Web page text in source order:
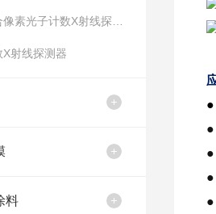
素光子计数X射线探测器
射线探测器
料
●
●
●
●
●